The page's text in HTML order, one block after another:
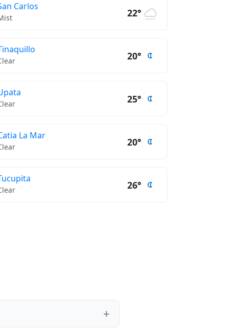
Carlos
22°
20°
25°
La Mar
20°
26°